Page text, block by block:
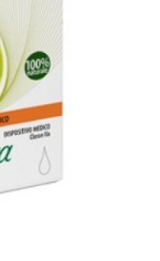
40% valido